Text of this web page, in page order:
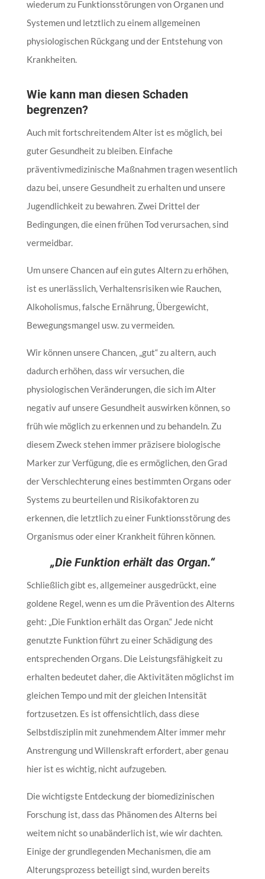
wiederum zu Funktionsstörungen von Organen und
Systemen und letztlich zu einem allgemeinen
physiologischen Rückgang und der Entstehung von
Krankheiten.
Wie kann man diesen Schaden
begrenzen?
Auch mit fortschreitendem Alter ist es möglich, bei
guter Gesundheit zu bleiben. Einfache
präventivmedizinische Maßnahmen tragen wesentlich
dazu bei, unsere Gesundheit zu erhalten und unsere
Jugendlichkeit zu bewahren. Zwei Drittel der
Bedingungen, die einen frühen Tod verursachen, sind
vermeidbar.
Um unsere Chancen auf ein gutes Altern zu erhöhen,
ist es unerlässlich, Verhaltensrisiken wie Rauchen,
Alkoholismus, falsche Ernährung, Übergewicht,
Bewegungsmangel usw. zu vermeiden.
Wir können unsere Chancen, „gut“ zu altern, auch
dadurch erhöhen, dass wir versuchen, die
physiologischen Veränderungen, die sich im Alter
negativ auf unsere Gesundheit auswirken können, so
früh wie möglich zu erkennen und zu behandeln. Zu
diesem Zweck stehen immer präzisere biologische
Marker zur Verfügung, die es ermöglichen, den Grad
der Verschlechterung eines bestimmten Organs oder
Systems zu beurteilen und Risikofaktoren zu
erkennen, die letztlich zu einer Funktionsstörung des
Organismus oder einer Krankheit führen können.
„Die Funktion erhält das Organ.“
Schließlich gibt es, allgemeiner ausgedrückt, eine
goldene Regel, wenn es um die Prävention des Alterns
geht: „Die Funktion erhält das Organ.“ Jede nicht
genutzte Funktion führt zu einer Schädigung des
entsprechenden Organs. Die Leistungsfähigkeit zu
erhalten bedeutet daher, die Aktivitäten möglichst im
gleichen Tempo und mit der gleichen Intensität
fortzusetzen. Es ist offensichtlich, dass diese
Selbstdisziplin mit zunehmendem Alter immer mehr
Anstrengung und Willenskraft erfordert, aber genau
hier ist es wichtig, nicht aufzugeben.
Die wichtigste Entdeckung der biomedizinischen
Forschung ist, dass das Phänomen des Alterns bei
weitem nicht so unabänderlich ist, wie wir dachten.
Einige der grundlegenden Mechanismen, die am
Alterungsprozess beteiligt sind, wurden bereits